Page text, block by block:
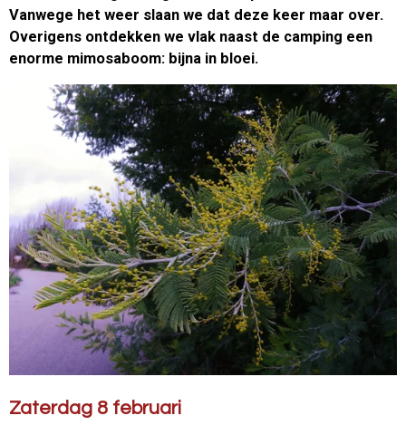
Vanwege het weer slaan we dat deze keer maar over.
Overigens ontdekken we vlak naast de camping een
enorme mimosaboom: bijna in bloei.
Zaterdag 8 februari